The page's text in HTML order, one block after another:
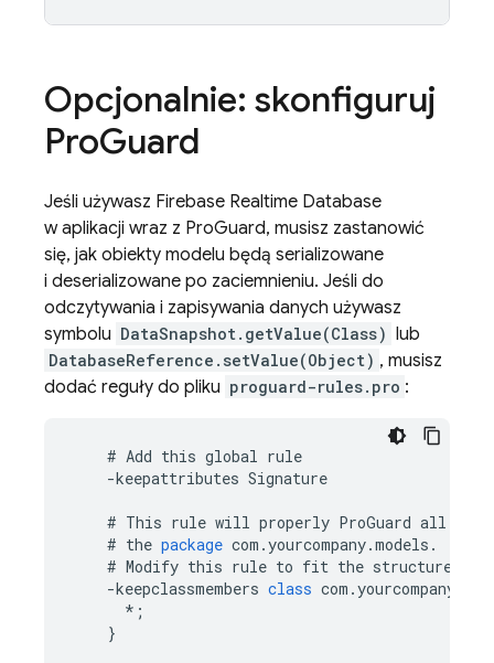
Opcjonalnie: skonfiguruj
ProGuard
Jeśli używasz Firebase Realtime Database
w aplikacji wraz z ProGuard, musisz zastanowić
się, jak obiekty modelu będą serializowane
i deserializowane po zaciemnieniu. Jeśli do
odczytywania i zapisywania danych używasz
symbolu DataSnapshot.getValue(Class) lub
DatabaseReference.setValue(Object) , musisz
dodać reguły do pliku proguard-rules.pro :
# Add this global rule
-keepattributes Signature
# This rule will properly ProGuard all
# the package com .yourcompany.models .
# Modify this rule to fit the structure
-keepclassmembers class com .yourcompany
* ;
}